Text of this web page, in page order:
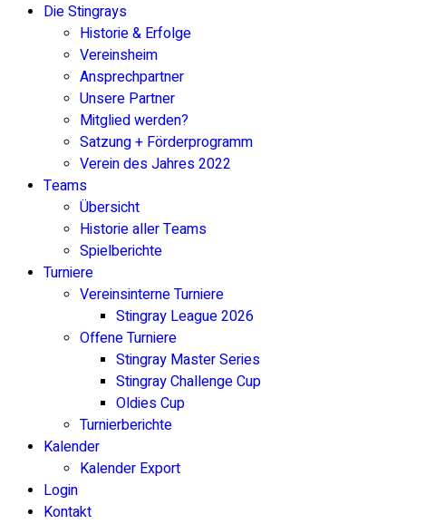
Die Stingrays
Historie & Erfolge
Vereinsheim
Ansprechpartner
Unsere Partner
Mitglied werden?
Satzung + Förderprogramm
Verein des Jahres 2022
Teams
Übersicht
Historie aller Teams
Spielberichte
Turniere
Vereinsinterne Turniere
Stingray League 2026
Offene Turniere
Stingray Master Series
Stingray Challenge Cup
Oldies Cup
Turnierberichte
Kalender
Kalender Export
Login
Kontakt